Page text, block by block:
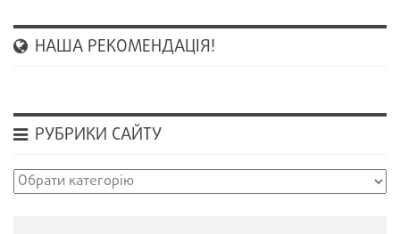
НАША РЕКОМЕНДАЦІЯ!
РУБРИКИ САЙТУ
Рубрики